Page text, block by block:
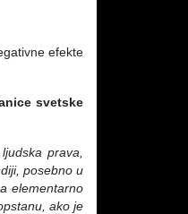
efekte
svetske
prava,
posebno u
elementarno
ako je